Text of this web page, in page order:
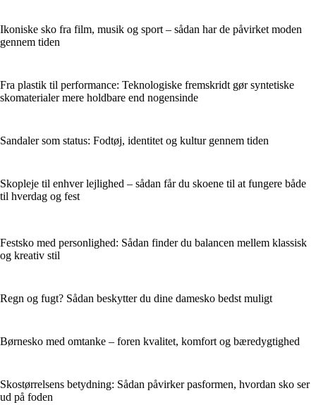
Ikoniske sko fra film, musik og sport – sådan har de påvirket moden
gennem tiden
Fra plastik til performance: Teknologiske fremskridt gør syntetiske
skomaterialer mere holdbare end nogensinde
Sandaler som status: Fodtøj, identitet og kultur gennem tiden
Skopleje til enhver lejlighed – sådan får du skoene til at fungere både
til hverdag og fest
Festsko med personlighed: Sådan finder du balancen mellem klassisk
og kreativ stil
Regn og fugt? Sådan beskytter du dine damesko bedst muligt
Børnesko med omtanke – foren kvalitet, komfort og bæredygtighed
Skostørrelsens betydning: Sådan påvirker pasformen, hvordan sko ser
ud på foden